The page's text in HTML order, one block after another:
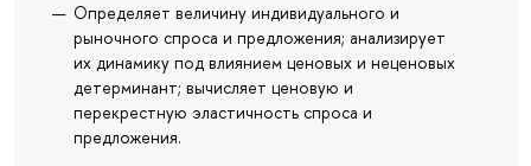
Определяет величину индивидуального и
рыночного спроса и предложения; анализирует
их динамику под влиянием ценовых и неценовых
детерминант; вычисляет ценовую и
перекрестную эластичность спроса и
предложения.